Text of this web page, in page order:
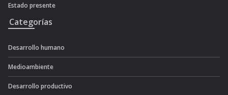
Estado presente
Categorías
Desarrollo humano
Medioambiente
Desarrollo productivo